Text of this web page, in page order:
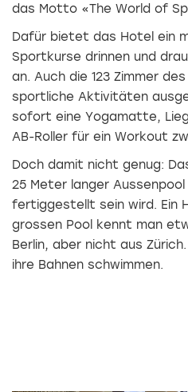
das Motto «The World of
Dafür bietet das Hotel ein
Sportkurse drinnen und
an. Auch die 123 Zimmer
sportliche Aktivitäten
sofort eine Yogamatte,
AB-Roller für ein Workout
Doch damit nicht genug:
25 Meter langer
fertiggestellt sein wird. Ein
grossen Pool kennt man
Berlin, aber nicht aus
ihre Bahnen schwimmen.